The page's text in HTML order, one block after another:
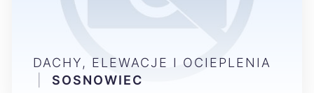
DACHY, ELEWACJE I OCIEPLENIA
SOSNOWIEC